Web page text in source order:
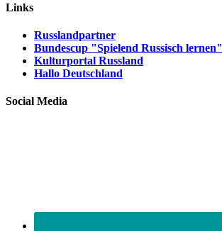
Links
Russlandpartner
Bundescup "Spielend Russisch lernen"
Kulturportal Russland
Hallo Deutschland
Social Media